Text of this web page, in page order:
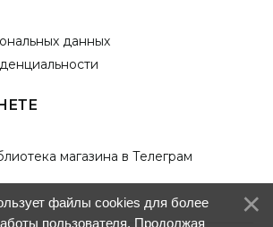
данных
магазина в Телеграм
файлы cookies для более
пользователя. Продолжая